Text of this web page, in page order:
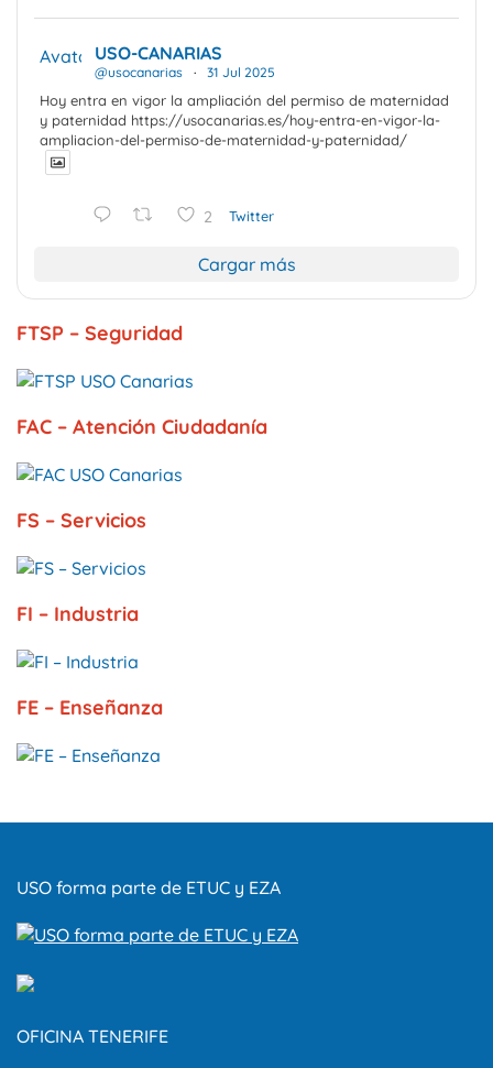
Avatar USO-CANARIAS
@usocanarias · 31 Jul 2025
Hoy entra en vigor la ampliación del permiso de maternidad
y paternidad https://usocanarias.es/hoy-entra-en-vigor-la-
ampliacion-del-permiso-de-maternidad-y-paternidad/
2 Twitter
Cargar más
FTSP – Seguridad
FAC – Atención Ciudadanía
FS – Servicios
FI – Industria
FE – Enseñanza
USO forma parte de ETUC y EZA
OFICINA TENERIFE